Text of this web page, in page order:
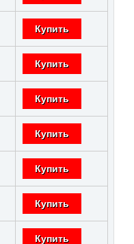
Купить
Купить
Купить
Купить
Купить
Купить
Купить